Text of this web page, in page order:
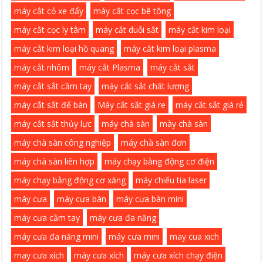
máy cắt cỏ xe đẩy
máy cắt cọc bê tông
máy cắt cọc ly tâm
máy cắt duỗi sắt
máy cắt kim loại
máy cắt kim loại hồ quang
máy cắt kim loại plasma
máy cắt nhôm
máy cắt Plasma
máy cắt sắt
máy cắt sắt cầm tay
máy cắt sắt chất lượng
máy cắt sắt để bàn
Máy cắt sắt giá re
máy cắt sắt giá rẻ
máy cắt sắt thủy lực
máy chà sàn
mày chà sàn
máy chà sàn công nghiệp
máy chà sàn đơn
máy chà sàn liên hợp
máy chạy bằng động cơ điện
máy chạy bằng động cơ xăng
máy chiếu tia laser
máy cưa
máy cưa bàn
máy cưa bàn mini
máy cưa cầm tay
máy cưa đa năng
máy cưa đa năng mini
máy cưa mini
may cua xich
may cưa xích
máy cưa xích
máy cưa xích chạy điện